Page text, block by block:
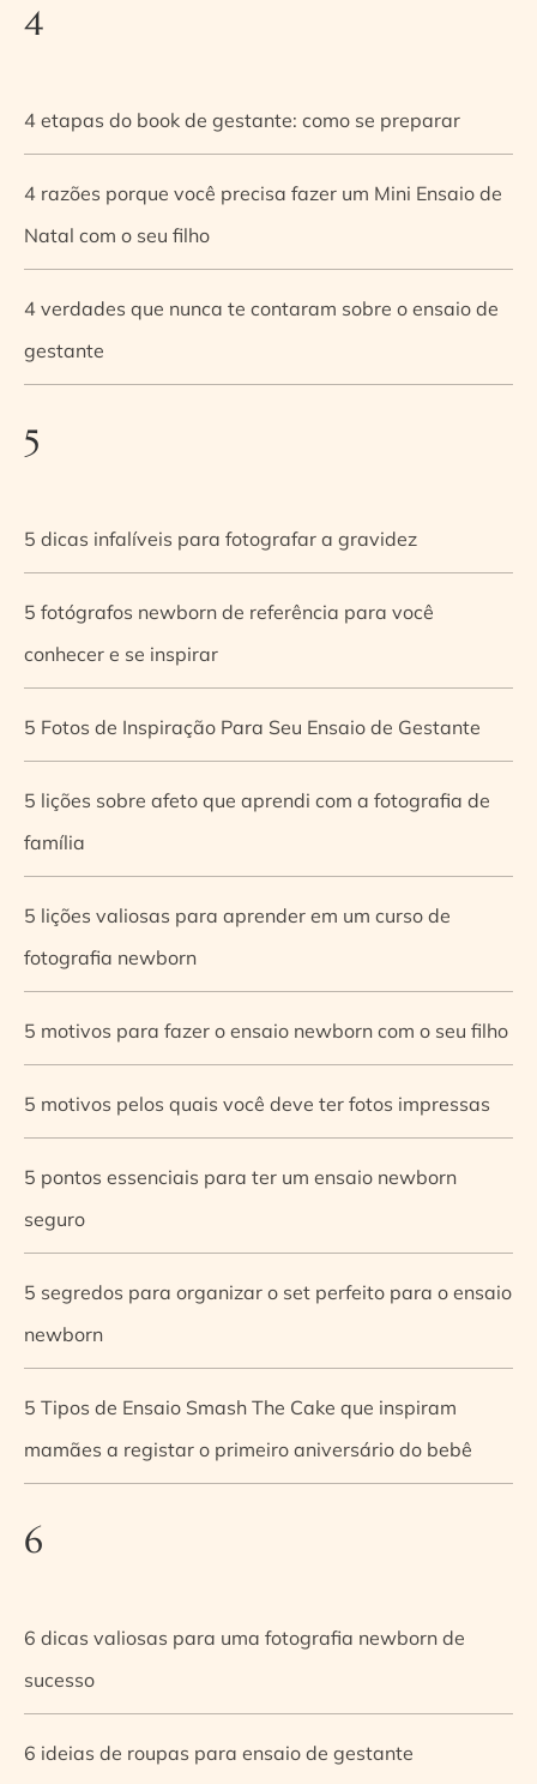
4
4 etapas do book de gestante: como se preparar
4 razões porque você precisa fazer um Mini Ensaio de
Natal com o seu filho
4 verdades que nunca te contaram sobre o ensaio de
gestante
5
5 dicas infalíveis para fotografar a gravidez
5 fotógrafos newborn de referência para você
conhecer e se inspirar
5 Fotos de Inspiração Para Seu Ensaio de Gestante
5 lições sobre afeto que aprendi com a fotografia de
família
5 lições valiosas para aprender em um curso de
fotografia newborn
5 motivos para fazer o ensaio newborn com o seu filho
5 motivos pelos quais você deve ter fotos impressas
5 pontos essenciais para ter um ensaio newborn
seguro
5 segredos para organizar o set perfeito para o ensaio
newborn
5 Tipos de Ensaio Smash The Cake que inspiram
mamães a registar o primeiro aniversário do bebê
6
6 dicas valiosas para uma fotografia newborn de
sucesso
6 ideias de roupas para ensaio de gestante